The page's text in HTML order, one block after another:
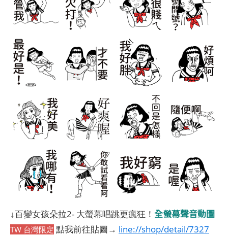
↓百變女孩朵拉2- 大螢幕唱跳更瘋狂！ 全螢幕聲音動圖
TW 台灣限定 點我前往貼圖→ line://shop/detail/7327